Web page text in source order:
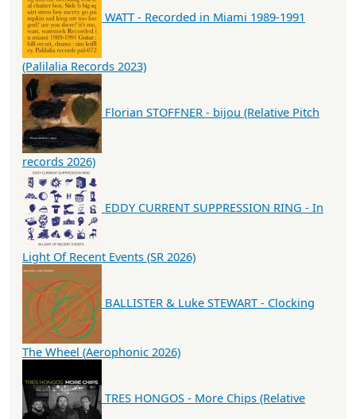
WATT - Recorded in Miami 1989-1991
(Palilalia Records 2023)
Florian STOFFNER - bijou (Relative Pitch
records 2026)
EDDY CURRENT SUPPRESSION RING - In
Light Of Recent Events (SR 2026)
BALLISTER & Luke STEWART - Clocking
The Wheel (Aerophonic 2026)
TRES HONGOS - More Chips (Relative